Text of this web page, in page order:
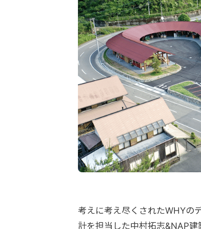
考えに考え尽くされたWHYの
計を担当した中村拓志&NAP建